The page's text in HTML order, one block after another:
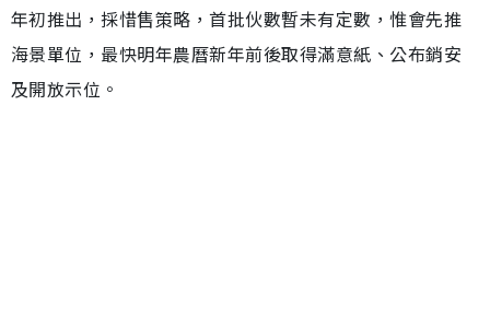
年初推出，採惜售策略，首批伙數暫未有定數，惟會先推
海景單位，最快明年農曆新年前後取得滿意紙、公布銷安
及開放示位。